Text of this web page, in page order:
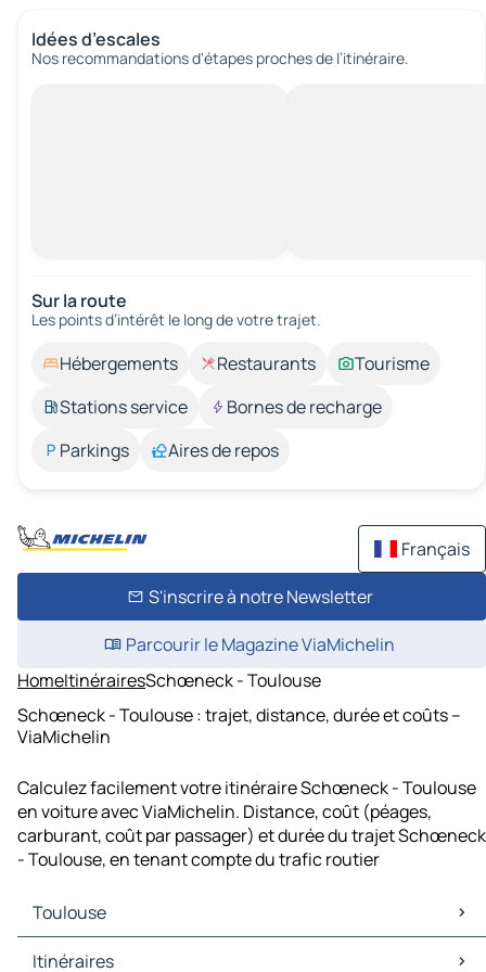
Idées d’escales
Nos recommandations d'étapes proches de l’itinéraire.
Sur la route
Les points d’intérêt le long de votre trajet.
Hébergements Restaurants
Tourisme
Stations service
Bornes de recharge
Parkings
Aires de repos
Français
S'inscrire à notre Newsletter
Parcourir le Magazine ViaMichelin
HomeItinérairesSchœneck - Toulouse
Schœneck - Toulouse : trajet, distance, durée et coûts –
ViaMichelin
Calculez facilement votre itinéraire Schœneck - Toulouse
en voiture avec ViaMichelin. Distance, coût (péages,
carburant, coût par passager) et durée du trajet Schœneck
- Toulouse, en tenant compte du trafic routier
Toulouse
Toulouse Cartes et plans
Itinéraires